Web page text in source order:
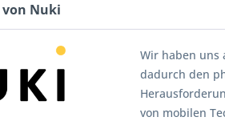
Nuki
Wir haben uns
dadurch den
von mobilen